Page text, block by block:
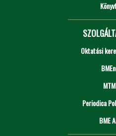
Oktatási
Periodica
BME